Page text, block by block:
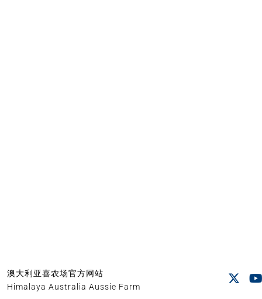
澳大利亚喜农场官方网站
Himalaya Australia Aussie Farm